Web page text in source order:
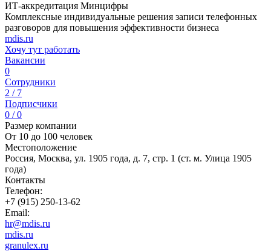
ИТ-аккредитация Минцифры
Комплексные индивидуальные решения записи телефонных
разговоров для повышения эффективности бизнеса
mdis.ru
Хочу тут работать
Вакансии
0
Сотрудники
2 / 7
Подписчики
0 / 0
Размер компании
От 10 до 100 человек
Местоположение
Россия, Москва, ул. 1905 года, д. 7, стр. 1 (ст. м. Улица 1905
года)
Контакты
Телефон:
+7 (915) 250-13-62
Email:
hr@mdis.ru
mdis.ru
granulex.ru